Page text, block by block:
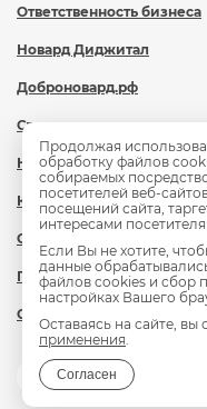
Ответственность бизнеса
Новард Диджитал
Доброновард.рф
Статьи
Новости
Контакты
Охрана труда
Политика обработки
Сведения об
Продолжая
обработку файлов
собираемых
посетителей веб-
посещений сайта,
интересами посетителя
Если Вы не хотите,
данные
файлов cookies и сбор
настройках Вашего
Оставаясь на сайте, вы
применения.
Согласен